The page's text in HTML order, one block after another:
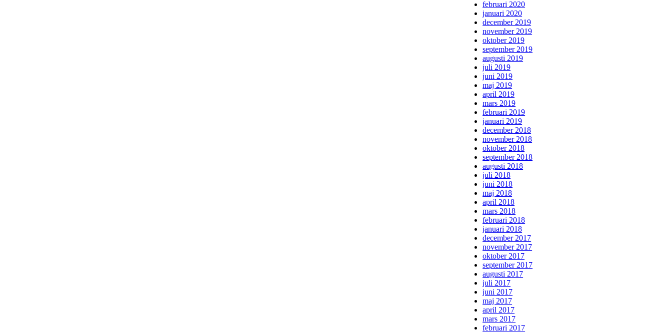
februari 2020
januari 2020
december 2019
november 2019
oktober 2019
september 2019
augusti 2019
juli 2019
juni 2019
maj 2019
april 2019
mars 2019
februari 2019
januari 2019
december 2018
november 2018
oktober 2018
september 2018
augusti 2018
juli 2018
juni 2018
maj 2018
april 2018
mars 2018
februari 2018
januari 2018
december 2017
november 2017
oktober 2017
september 2017
augusti 2017
juli 2017
juni 2017
maj 2017
april 2017
mars 2017
februari 2017